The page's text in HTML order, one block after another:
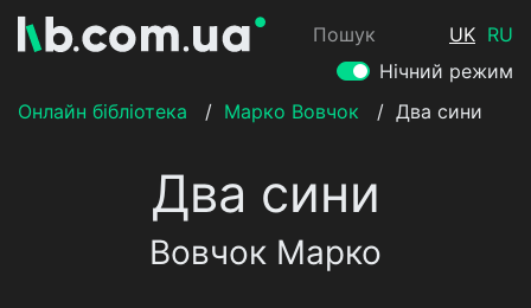
Пошук UK RU
Нічний режим
Онлайн бібліотека
/ Марко Вовчок / Два сини
Два сини
Вовчок Марко